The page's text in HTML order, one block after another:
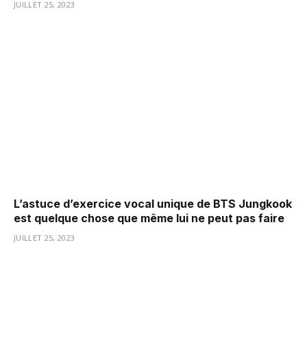
JUILLET 25, 2023
L’astuce d’exercice vocal unique de BTS Jungkook
est quelque chose que même lui ne peut pas faire
JUILLET 25, 2023